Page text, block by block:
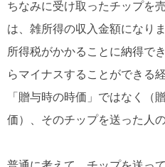
ちなみに受け取ったチップを
は、雑所得の収入金額になり
所得税がかかることに納得で
らマイナスすることができる
「贈与時の時価」ではなく（
価）、そのチップを送った人